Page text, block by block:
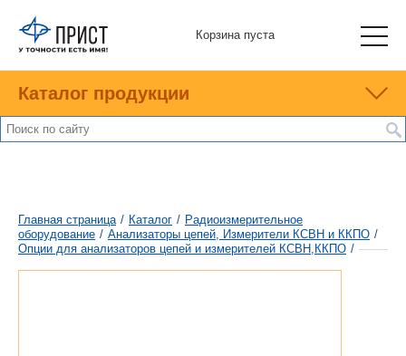
Корзина пуста
Каталог продукции
Главная страница / Каталог / Радиоизмерительное
оборудование / Анализаторы цепей, Измерители КСВН и ККПО /
Опции для анализаторов цепей и измерителей КСВН,ККПО /